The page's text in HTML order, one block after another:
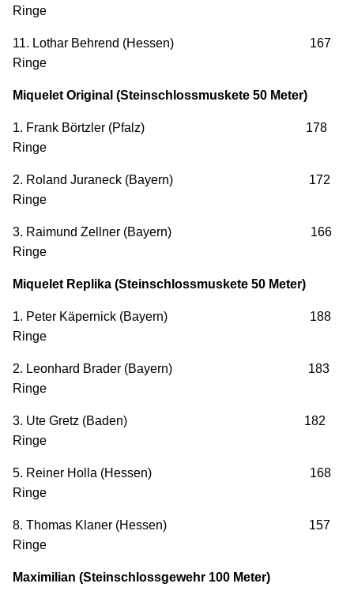
Ringe
11. Lothar Behrend (Hessen) 167
Ringe
Miquelet Original (Steinschlossmuskete 50 Meter)
1. Frank Börtzler (Pfalz) 178
Ringe
2. Roland Juraneck (Bayern) 172
Ringe
3. Raimund Zellner (Bayern) 166
Ringe
Miquelet Replika (Steinschlossmuskete 50 Meter)
1. Peter Käpernick (Bayern) 188
Ringe
2. Leonhard Brader (Bayern) 183
Ringe
3. Ute Gretz (Baden) 182
Ringe
5. Reiner Holla (Hessen) 168
Ringe
8. Thomas Klaner (Hessen) 157
Ringe
Maximilian (Steinschlossgewehr 100 Meter)